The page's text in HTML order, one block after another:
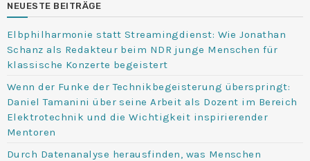
NEUESTE BEITRÄGE
Elbphilharmonie statt Streamingdienst: Wie Jonathan
Schanz als Redakteur beim NDR junge Menschen für
klassische Konzerte begeistert
Wenn der Funke der Technikbegeisterung überspringt:
Daniel Tamanini über seine Arbeit als Dozent im Bereich
Elektrotechnik und die Wichtigkeit inspirierender
Mentoren
Durch Datenanalyse herausfinden, was Menschen